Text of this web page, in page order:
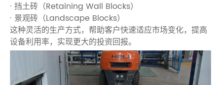
· 挡土砖（Retaining Wall Blocks）
· 景观砖（Landscape Blocks）
这种灵活的生产方式，帮助客户快速适应市场变化，提高
设备利用率，实现更大的投资回报。